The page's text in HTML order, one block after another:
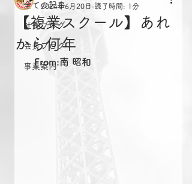
全ての記事
社長ブログ
会長ブログ
事業案内
【複業スクール】あれ
から何年
2024年6月20日 読了時間: 1分
From:南 昭和